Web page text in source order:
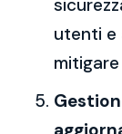
utenti e